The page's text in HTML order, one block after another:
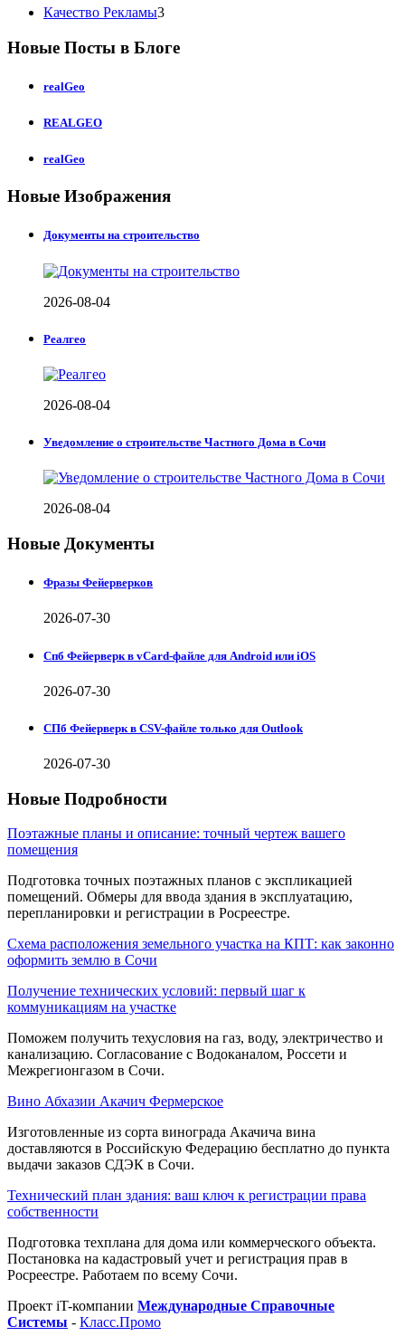
Качество Рекламы3
Новые Посты в Блоге
realGeo
REALGEO
realGeo
Новые Изображения
Документы на строительство
2026-08-04
Реалгео
2026-08-04
Уведомление о строительстве Частного Дома в Сочи
2026-08-04
Новые Документы
Фразы Фейерверков
2026-07-30
Спб Фейерверк в vCard-файле для Android или iOS
2026-07-30
СПб Фейерверк в CSV-файле только для Outlook
2026-07-30
Новые Подробности
Поэтажные планы и описание: точный чертеж вашего
помещения
Подготовка точных поэтажных планов с экспликацией
помещений. Обмеры для ввода здания в эксплуатацию,
перепланировки и регистрации в Росреестре.
Схема расположения земельного участка на КПТ: как законно
оформить землю в Сочи
Получение технических условий: первый шаг к
коммуникациям на участке
Поможем получить техусловия на газ, воду, электричество и
канализацию. Согласование с Водоканалом, Россети и
Межрегионгазом в Сочи.
Вино Абхазии Акачич Фермерское
Изготовленные из сорта винограда Акачича вина
доставляются в Российскую Федерацию бесплатно до пункта
выдачи заказов СДЭК в Сочи.
Технический план здания: ваш ключ к регистрации права
собственности
Подготовка техплана для дома или коммерческого объекта.
Постановка на кадастровый учет и регистрация прав в
Росреестре. Работаем по всему Сочи.
Проект iT-компании Международные Справочные
Системы - Класс.Промо